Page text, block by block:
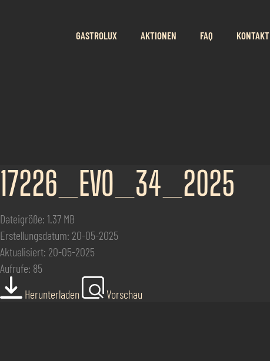
GASTROLUX AKTIONEN FAQ KONTAKT
17226_EVO_34_2025
Dateigröße: 1.37 MB
Erstellungsdatum: 20-05-2025
Aktualisiert: 20-05-2025
Aufrufe: 85
Herunterladen
Vorschau